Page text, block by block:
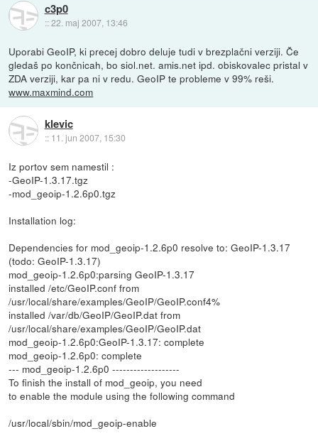
c3p0
::22. maj 2007, 13:46
Uporabi GeoIP, ki precej dobro deluje tudi v brezplačni verziji. Če
gledaš po končnicah, bo siol.net. amis.net ipd. obiskovalec pristal v
ZDA verziji, kar pa ni v redu. GeoIP te probleme v 99% reši.
www.maxmind.com
klevic
:: 11. jun 2007, 15:30
Iz portov sem namestil :
-GeoIP-1.3.17.tgz
-mod_geoip-1.2.6p0.tgz
Installation log:
Dependencies for mod_geoip-1.2.6p0 resolve to: GeoIP-1.3.17
(todo: GeoIP-1.3.17)
mod_geoip-1.2.6p0:parsing GeoIP-1.3.17
installed /etc/GeoIP.conf from
/usr/local/share/examples/GeoIP/GeoIP.conf4%
installed /var/db/GeoIP/GeoIP.dat from
/usr/local/share/examples/GeoIP/GeoIP.dat
mod_geoip-1.2.6p0:GeoIP-1.3.17: complete
mod_geoip-1.2.6p0: complete
--- mod_geoip-1.2.6p0 -------------------
To finish the install of mod_geoip, you need
to enable the module using the following command
/usr/local/sbin/mod_geoip-enable